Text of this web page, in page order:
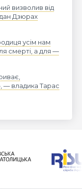
визволив від
Дзюрах
усім нам
смерті, а для —
— владика Тарас